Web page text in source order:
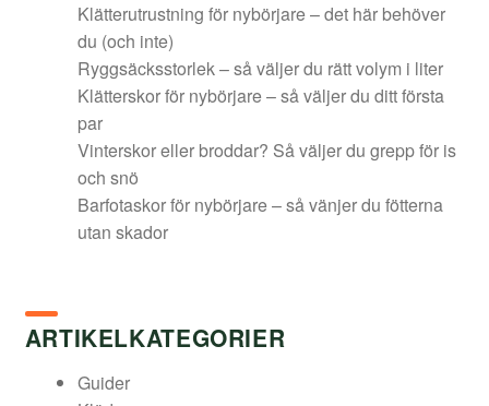
Klätterutrustning för nybörjare – det här behöver
du (och inte)
Ryggsäcksstorlek – så väljer du rätt volym i liter
Klätterskor för nybörjare – så väljer du ditt första
par
Vinterskor eller broddar? Så väljer du grepp för is
och snö
Barfotaskor för nybörjare – så vänjer du fötterna
utan skador
ARTIKELKATEGORIER
Guider